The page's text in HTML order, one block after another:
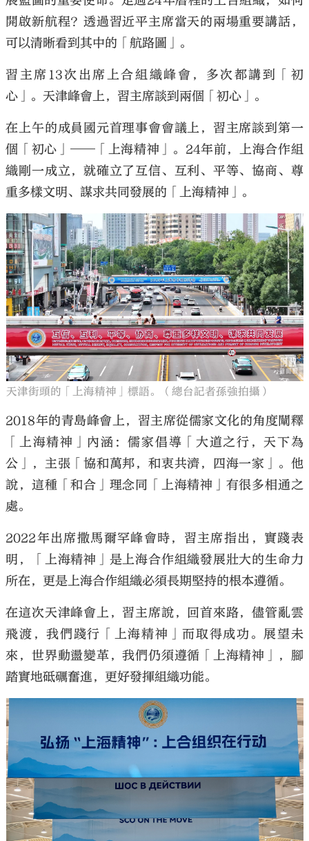
開啟新航程？透過習近平主席當天的兩場重要講話，
可以清晰看到其中的「航路圖」。
習主席13次出席上合組織峰會，多次都講到「初
心」。天津峰會上，習主席談到兩個「初心」。
在上午的成員國元首理事會會議上，習主席談到第一
個「初心」——「上海精神」。24年前，上海合作組
織剛一成立，就確立了互信、互利、平等、協商、尊
重多樣文明、謀求共同發展的「上海精神」。
天津街頭的「上海精神」標語。（總台記者孫強拍攝）
2018年的青島峰會上，習主席從儒家文化的角度闡釋
「上海精神」內涵：儒家倡導「大道之行，天下為
公」，主張「協和萬邦，和衷共濟，四海一家」。他
說，這種「和合」理念同「上海精神」有很多相通之
處。
2022年出席撒馬爾罕峰會時，習主席指出，實踐表
明，「上海精神」是上海合作組織發展壯大的生命力
所在，更是上海合作組織必須長期堅持的根本遵循。
在這次天津峰會上，習主席說，回首來路，儘管亂雲
飛渡，我們踐行「上海精神」而取得成功。展望未
來，世界動盪變革，我們仍須遵循「上海精神」，腳
踏實地砥礪奮進，更好發揮組織功能。